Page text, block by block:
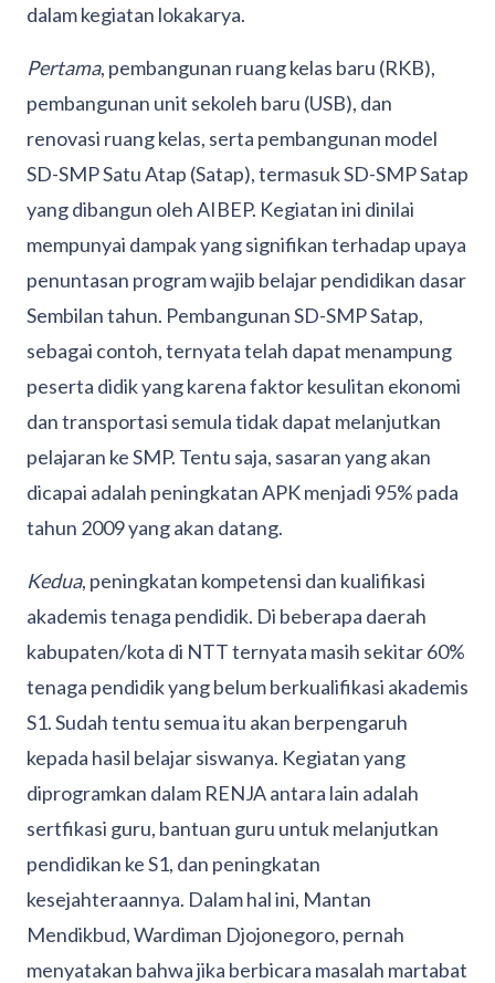
dalam kegiatan lokakarya.
Pertama, pembangunan ruang kelas baru (RKB),
pembangunan unit sekoleh baru (USB), dan
renovasi ruang kelas, serta pembangunan model
SD-SMP Satu Atap (Satap), termasuk SD-SMP Satap
yang dibangun oleh AIBEP. Kegiatan ini dinilai
mempunyai dampak yang signifikan terhadap upaya
penuntasan program wajib belajar pendidikan dasar
Sembilan tahun. Pembangunan SD-SMP Satap,
sebagai contoh, ternyata telah dapat menampung
peserta didik yang karena faktor kesulitan ekonomi
dan transportasi semula tidak dapat melanjutkan
pelajaran ke SMP. Tentu saja, sasaran yang akan
dicapai adalah peningkatan APK menjadi 95% pada
tahun 2009 yang akan datang.
Kedua, peningkatan kompetensi dan kualifikasi
akademis tenaga pendidik. Di beberapa daerah
kabupaten/kota di NTT ternyata masih sekitar 60%
tenaga pendidik yang belum berkualifikasi akademis
S1. Sudah tentu semua itu akan berpengaruh
kepada hasil belajar siswanya. Kegiatan yang
diprogramkan dalam RENJA antara lain adalah
sertfikasi guru, bantuan guru untuk melanjutkan
pendidikan ke S1, dan peningkatan
kesejahteraannya. Dalam hal ini, Mantan
Mendikbud, Wardiman Djojonegoro, pernah
menyatakan bahwa jika berbicara masalah martabat